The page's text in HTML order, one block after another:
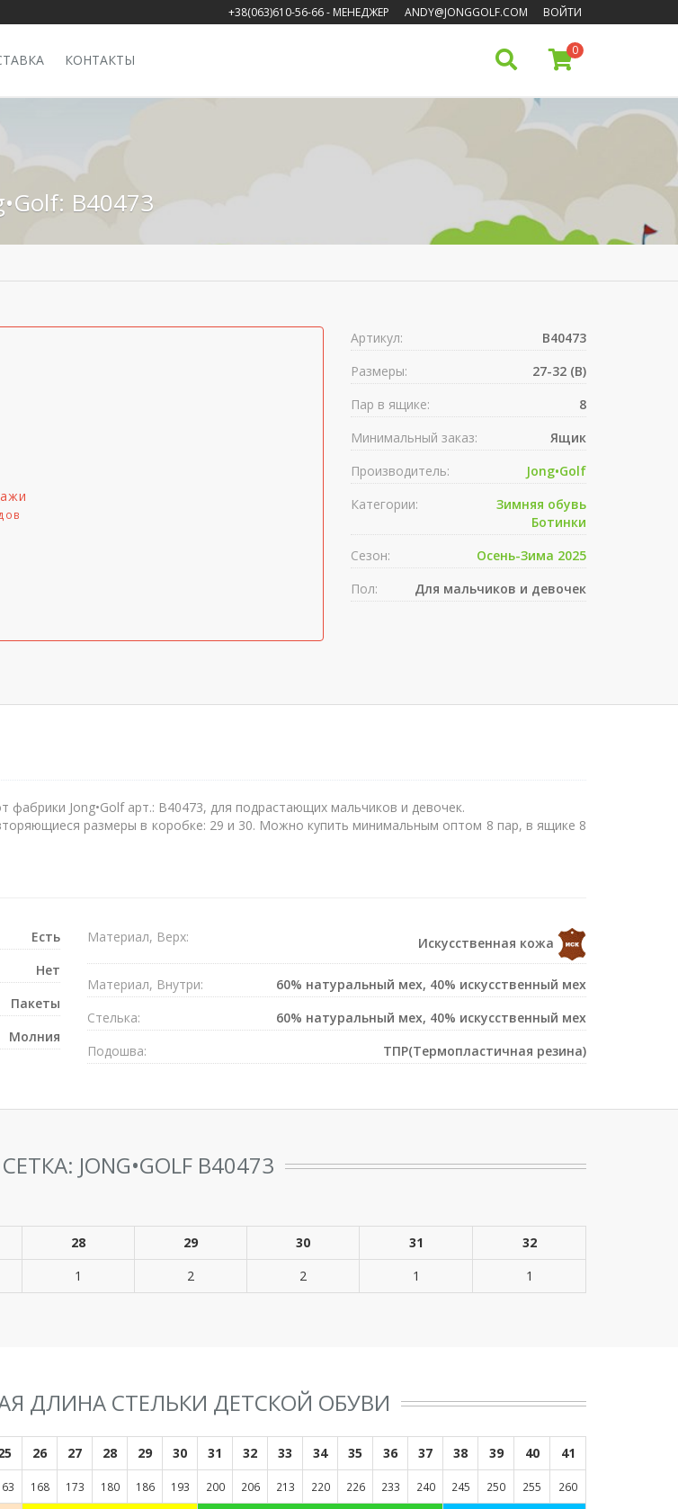
+38(063)610-56-66- МЕНЕДЖЕР ANDY@JONGGOLF.COM ВОЙТИ
0
КОНТАКТЫ
B40473
Артикул:
B40473
Размеры:
27-32 (B)
Пар в ящике:
8
Минимальный заказ:
Ящик
Производитель:
Jong•Golf
Категории:
Зимняя обувь
Ботинки
Сезон:
Осень-Зима 2025
Пол:
Для мальчиков и девочек
Jong•Golf арт.: B40473, для подрастающих мальчиков и девочек.
размеры в коробке: 29 и 30. Можно купить минимальным оптом 8 пар, в ящике 8
Есть
Нет
Пакеты
Mолния
Материал, Верх: Искусственная кожа
Материал, Внутри:
60% натуральный мех, 40% искусственный мех
Стелька:
60% натуральный мех, 40% искусственный мех
Подошва:
ТПР(Термопластичная резина)
JONG•GOLF B40473
28 29 30 31
32
1 2 2 1 1
ДЛИНА СТЕЛЬКИ ДЕТСКОЙ ОБУВИ
26 27 28 29 30 31 32 33 34 35 36 37 38 39 40 41
168 173 180 186 193 200 206 213 220 226 233 240 245 250 255 260